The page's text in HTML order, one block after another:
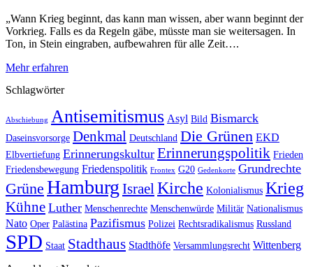
„Wann Krieg beginnt, das kann man wissen, aber wann beginnt der
Vorkrieg. Falls es da Regeln gäbe, müsste man sie weitersagen. In
Ton, in Stein eingraben, aufbewahren für alle Zeit….
Mehr erfahren
Schlagwörter
Abschiebung Antisemitismus Asyl Bild Bismarck
Daseinsvorsorge Denkmal Deutschland Die Grünen EKD
Elbvertiefung Erinnerungskultur Erinnerungspolitik Frieden
Friedensbewegung Friedenspolitik Frontex G20 Gedenkorte Grundrechte
Grüne Hamburg IsraelKirche Kolonialismus Krieg
Kühne Luther Menschenrechte Menschenwürde Militär Nationalismus
Nato Oper Palästina Pazifismus Polizei Rechtsradikalismus Russland
SPD Staat Stadthaus Stadthöfe Versammlungsrecht Wittenberg